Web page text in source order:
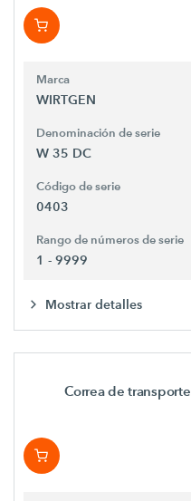
Marca
WIRTGEN
Denominación de serie
W 35 DC
Código de serie
0403
Rango de números de serie
1 - 9999
Mostrar detalles
Correa de transporte